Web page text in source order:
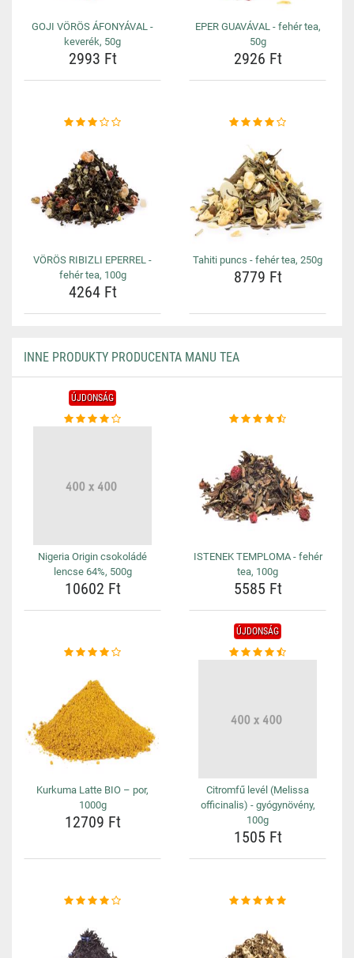
GOJI VÖRÖS ÁFONYÁVAL -
keverék, 50g
2993 Ft
EPER GUAVÁVAL - fehér tea,
50g
2926 Ft
VÖRÖS RIBIZLI EPERREL -
fehér tea, 100g
4264 Ft
Tahiti puncs - fehér tea, 250g
8779 Ft
INNE PRODUKTY PRODUCENTA MANU TEA
ÚJDONSÁG
Nigeria Origin csokoládé
lencse 64%, 500g
10602 Ft
ISTENEK TEMPLOMA - fehér
tea, 100g
5585 Ft
Kurkuma Latte BIO – por,
1000g
12709 Ft
ÚJDONSÁG
Citromfű levél (Melissa
officinalis) - gyógynövény,
100g
1505 Ft